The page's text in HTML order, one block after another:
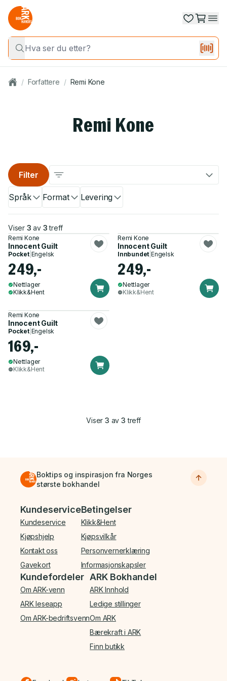
/ Forfattere / Remi Kone
Remi Kone
Språk Format Levering
Filter
Viser 3 av 3 treff
Remi Kone
Innocent Guilt
Pocket| Engelsk
249,-
Nettlager
Klikk&Hent
Remi Kone
Innocent Guilt
Innbundet |Engelsk
249,-
Nettlager
Klikk&Hent
Remi Kone
Innocent Guilt
Pocket| Engelsk
169,-
Nettlager
Klikk&Hent
Viser3 av 3 treff
Boktips og inspirasjon fra Norges
største bokhandel
Bunnmeny
Kundeservice
Kundeservice
Kjøpshjelp
Kontakt oss
Gavekort
Betingelser
Klikk&Hent
Kjøpsvilkår
Personvernerklæring
Informasjonskapsler
Kundefordeler
Om ARK-venn
ARK leseapp
Om ARK-bedriftsvenn
ARK Bokhandel
ARK Innhold
Ledige stillinger
Om ARK
Bærekraft i ARK
Finn butikk